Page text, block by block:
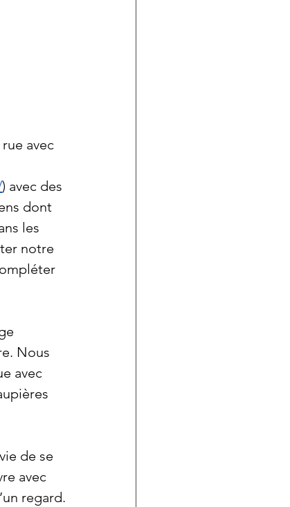
avec
) avec des
dont
les
notre
Nous
avec
de se
avec
regard.